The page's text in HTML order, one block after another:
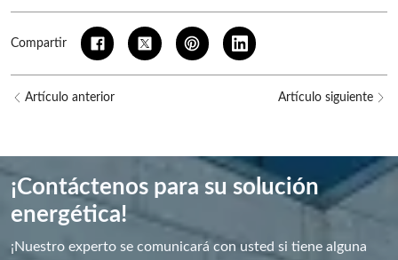
Compartir
Artículo anterior Artículo siguiente
¡Contáctenos para su solución
energética!
¡Nuestro experto se comunicará con usted si tiene alguna